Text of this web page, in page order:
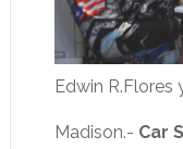
Edwin R.Flores
Madison.- Car